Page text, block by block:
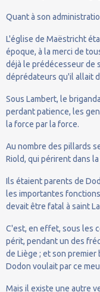
Quant à son
L'église de Maëstricht
époque, à la merci de
déjà le prédécesseur de
déprédateurs qu'il allait
Sous Lambert, le
perdant patience, les
la force par la force.
Au nombre des pillards
Riold, qui périrent dans
Ils étaient parents de
les importantes
devait être fatal à saint
C'est, en effet, sous les
périt, pendant un des
de Liège ; et son
Dodon voulait par ce
Mais il existe une autre